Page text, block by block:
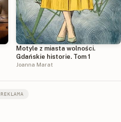
Motyle z miasta wolności.
Gdańskie historie. Tom 1
Joanna Marat
REKLAMA